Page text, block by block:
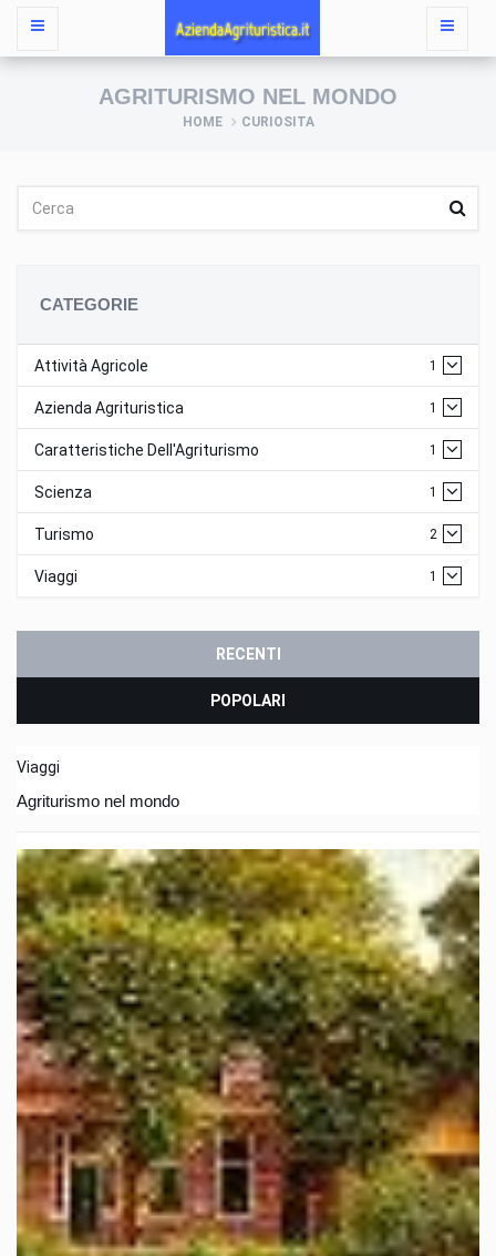
AGRITURISMO NEL MONDO
HOME CURIOSITA
CATEGORIE
Attività Agricole 1
Azienda Agrituristica 1
Caratteristiche Dell'Agriturismo 1
Scienza 1
Turismo 2
Viaggi 1
RECENTI
POPOLARI
Viaggi
Agriturismo nel mondo